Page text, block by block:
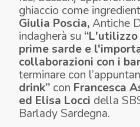
ghiaccio come
Giulia Poscia,Antiche
indagherà su “
prime sarde e
collaborazioni con i
terminare con
drink” con Francesca
ed Elisa Locci della
Barlady Sardegna.